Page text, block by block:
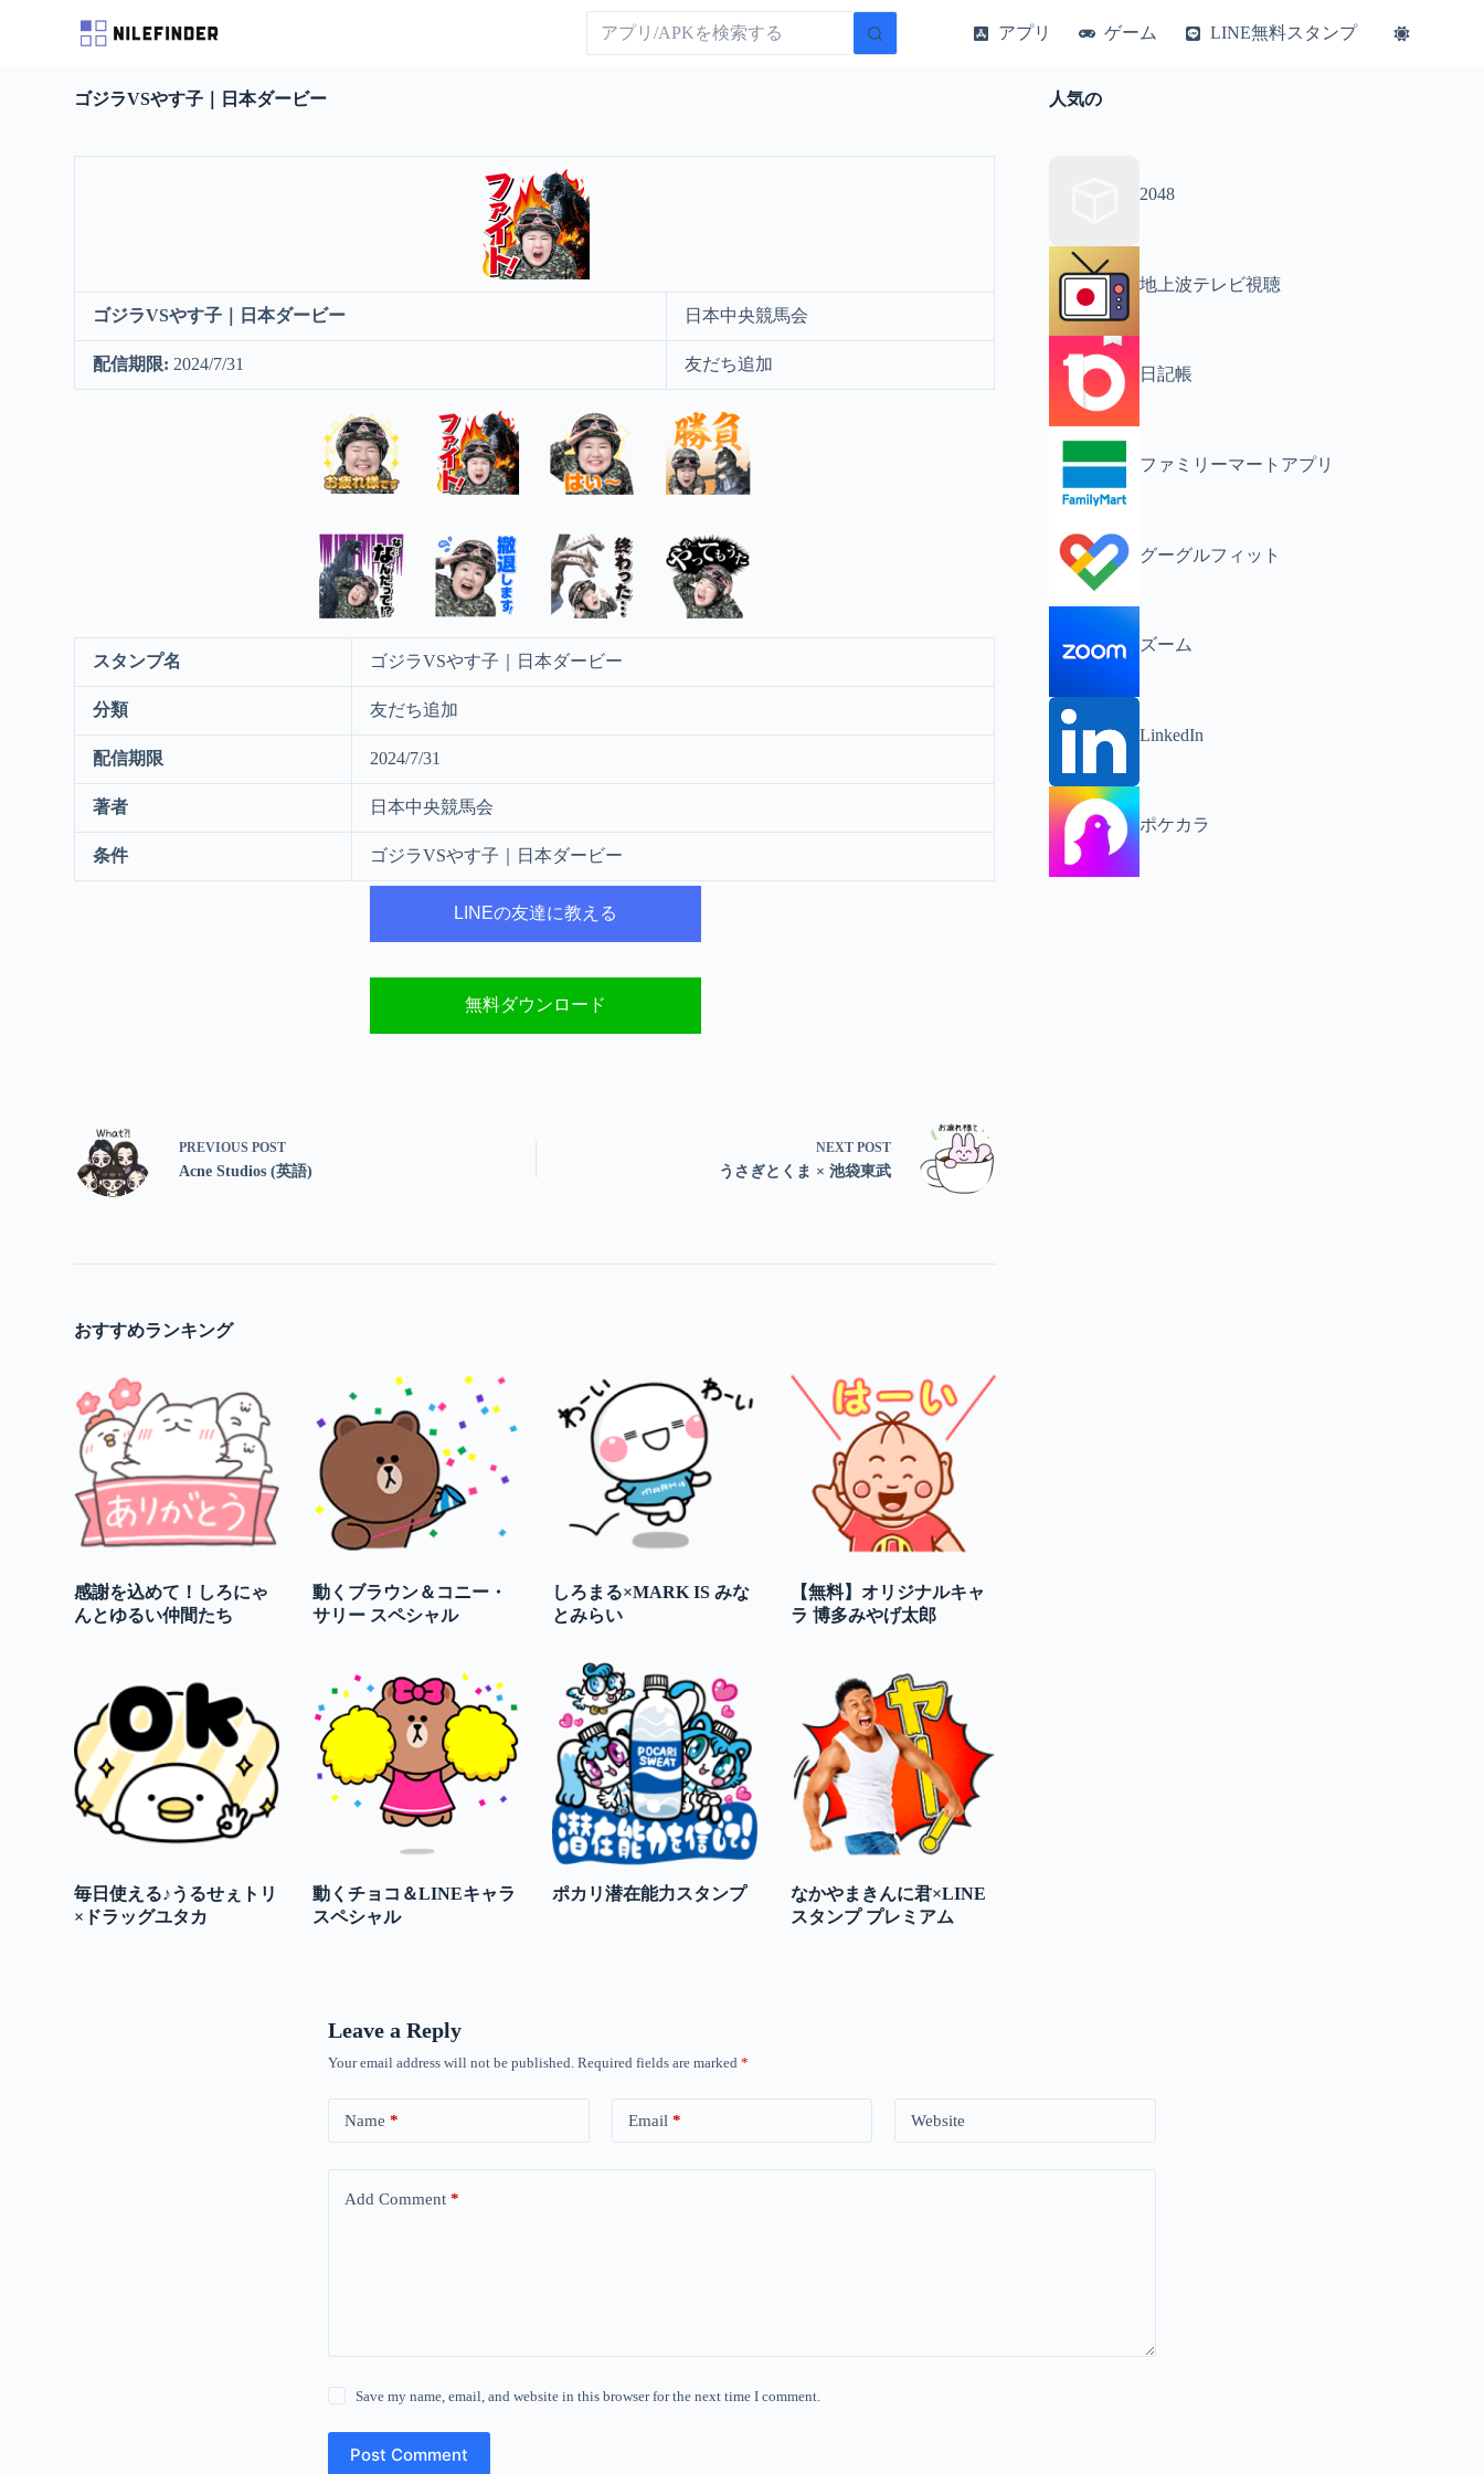
アプリ ゲーム LINE無料スタンプ
ゴジラVSやす子｜日本ダービー
ゴジラVSやす子｜日本ダービー 日本中央競馬会
配信期限: 2024/7/31 友だち追加
スタンプ名 ゴジラVSやす子｜日本ダービー
分類 友だち追加
配信期限 2024/7/31
著者 日本中央競馬会
条件 ゴジラVSやす子｜日本ダービー
LINEの友達に教える
無料ダウンロード
PREVIOUSPOST
Acne Studios (英語)
NEXT POST
うさぎとくま × 池袋東武
おすすめランキング
感謝を込めて！しろにゃ
んとゆるい仲間たち
動くブラウン＆コニー・
サリー スペシャル
しろまる×MARK IS みな
とみらい
【無料】オリジナルキャ
ラ 博多みやげ太郎
毎日使える♪うるせぇトリ
×ドラッグユタカ
動くチョコ＆LINEキャラ
スペシャル
ポカリ潜在能力スタンプ
なかやまきんに君×LINE
スタンプ プレミアム
人気の
2048
地上波テレビ視聴
日記帳
ファミリーマートアプリ
グーグルフィット
ズーム
LinkedIn
ポケカラ
Leave a Reply
Your email address will not be published. Required fields are marked *
Name * Email * Website
Add Comment *
Save my name, email, and website in this browser for the next time I comment.
Post Comment